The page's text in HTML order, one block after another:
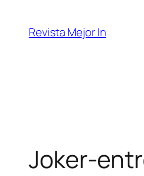
contenido
Revista Mejor In
Joker-